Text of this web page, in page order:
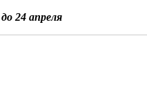
24 апреля